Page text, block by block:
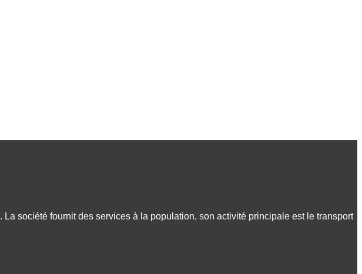
. La société fournit des services à la population, son activité principale est le transport